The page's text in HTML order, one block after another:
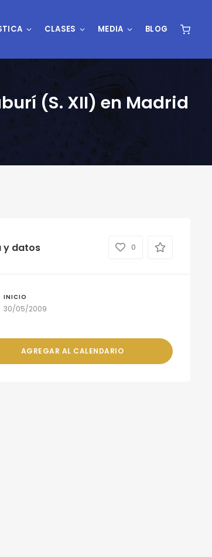
CLASES MEDIA BLOG
(S. XII) en Madrid
y datos 0
INICIO
30/05/2009
AGREGAR AL CALENDARIO